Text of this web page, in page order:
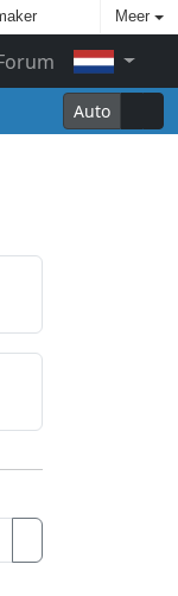
Meer
Auto